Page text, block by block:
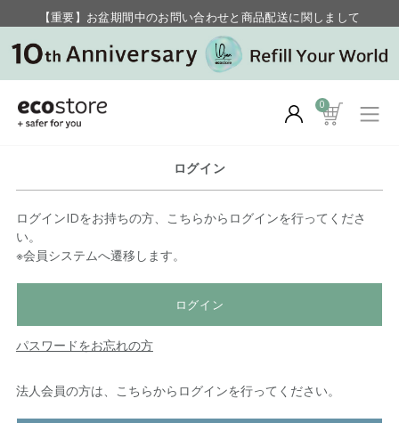
【重要】お盆期間中のお問い合わせと商品配送に関しまして
毎月お得にポイントが貯まる！ “月のポイントアップデー”
0
ログイン
ログインIDをお持ちの方、こちらからログインを行ってくださ
い。
※会員システムへ遷移します。
ログイン
パスワードをお忘れの方
法人会員の方は、こちらからログインを行ってください。